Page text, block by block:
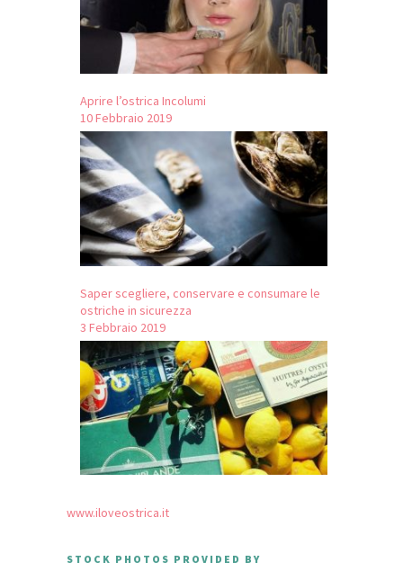
Aprire l’ostrica Incolumi
10 Febbraio 2019
Saper scegliere, conservare e consumare le
ostriche in sicurezza
3 Febbraio 2019
www.iloveostrica.it
STOCK PHOTOS PROVIDED BY